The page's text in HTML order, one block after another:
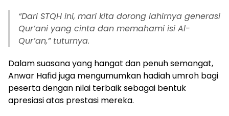
“Dari STQH ini, mari kita dorong lahirnya generasi
Qur’ani yang cinta dan memahami isi Al-
Qur’an,” tuturnya.
Dalam suasana yang hangat dan penuh semangat,
Anwar Hafid juga mengumumkan hadiah umroh bagi
peserta dengan nilai terbaik sebagai bentuk
apresiasi atas prestasi mereka.